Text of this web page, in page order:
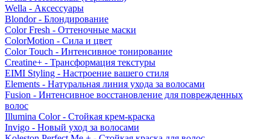
Wella - Аксессуары
Blondor - Блондирование
Color Fresh - Оттеночные маски
ColorMotion - Сила и цвет
Color Touch - Интенсивное тонирование
Creatine+ - Трансформация текстуры
EIMI Styling - Настроение вашего стиля
Elements - Натуральная линия ухода за волосами
Fusion - Интенсивное восстановление для поврежденных
волос
Illumina Color - Стойкая крем-краска
Invigo - Новый уход за волосами